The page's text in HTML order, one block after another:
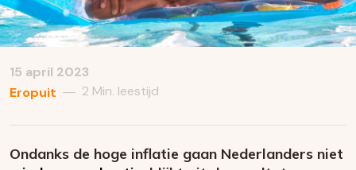
15 april 2023
Eropuit — 2 Min. leestijd
Ondanks de hoge inflatie gaan Nederlanders niet